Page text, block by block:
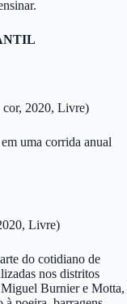
2020, Livre)
uma corrida anual
Livre)
do cotidiano de
nos distritos
Burnier e Motta,